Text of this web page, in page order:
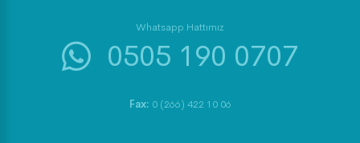
Whatsapp Hattımız
0505 190 0707
Fax: 0 (266) 422 10 06